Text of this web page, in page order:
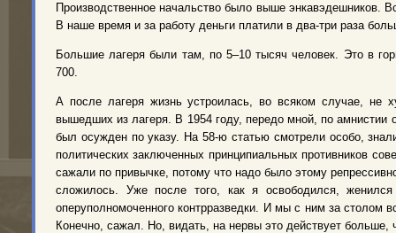
Производственное начальство было выше энкавэдешников.
В наше время и за работу деньги платили в два-три раза
Большие лагеря были там, по 5–10 тысяч человек. Это в
700.
А после лагеря жизнь устроилась, во всяком случае,
вышедших из лагеря. В 1954 году, передо мной, по амнистии
был осужден по указу. На 58-ю статью смотрели особо,
политических заключенных принципиальных противников
сажали по привычке, потому что надо было этому
сложилось. Уже после того, как я освободился,
оперуполномоченного контрразведки. И мы с ним за столом
Конечно, сажал. Но, видать, на нервы это действует